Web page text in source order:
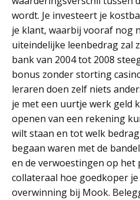
wordt. Je investeert je
je klant, waarbij vooraf nog
uiteindelijke leenbedrag zal
bank van 2004 tot 2008
bonus zonder storting
leraren doen zelf niets
je met een uurtje werk geld
openen van een rekening
wilt staan en tot welk
begaan waren met de
en de verwoestingen op
collateraal hoe goedkoper
overwinning bij Mook.